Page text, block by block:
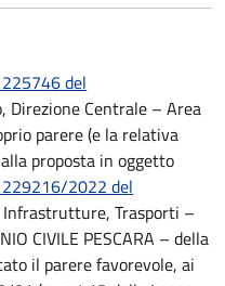
del
Direzione Centrale – Area
parere (e la relativa
proposta in oggetto
2022 del
Trasporti –
CIVILE PESCARA – della
il parere favorevole, ai